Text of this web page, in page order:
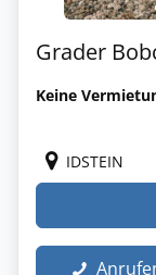
Grader
Keine
IDSTEIN